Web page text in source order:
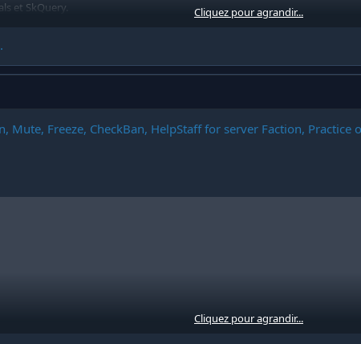
et SkQuery.
Cliquez pour agrandir...
Mute, Freeze, CheckBan, HelpStaff for server Faction, Practice
Cliquez pour agrandir...